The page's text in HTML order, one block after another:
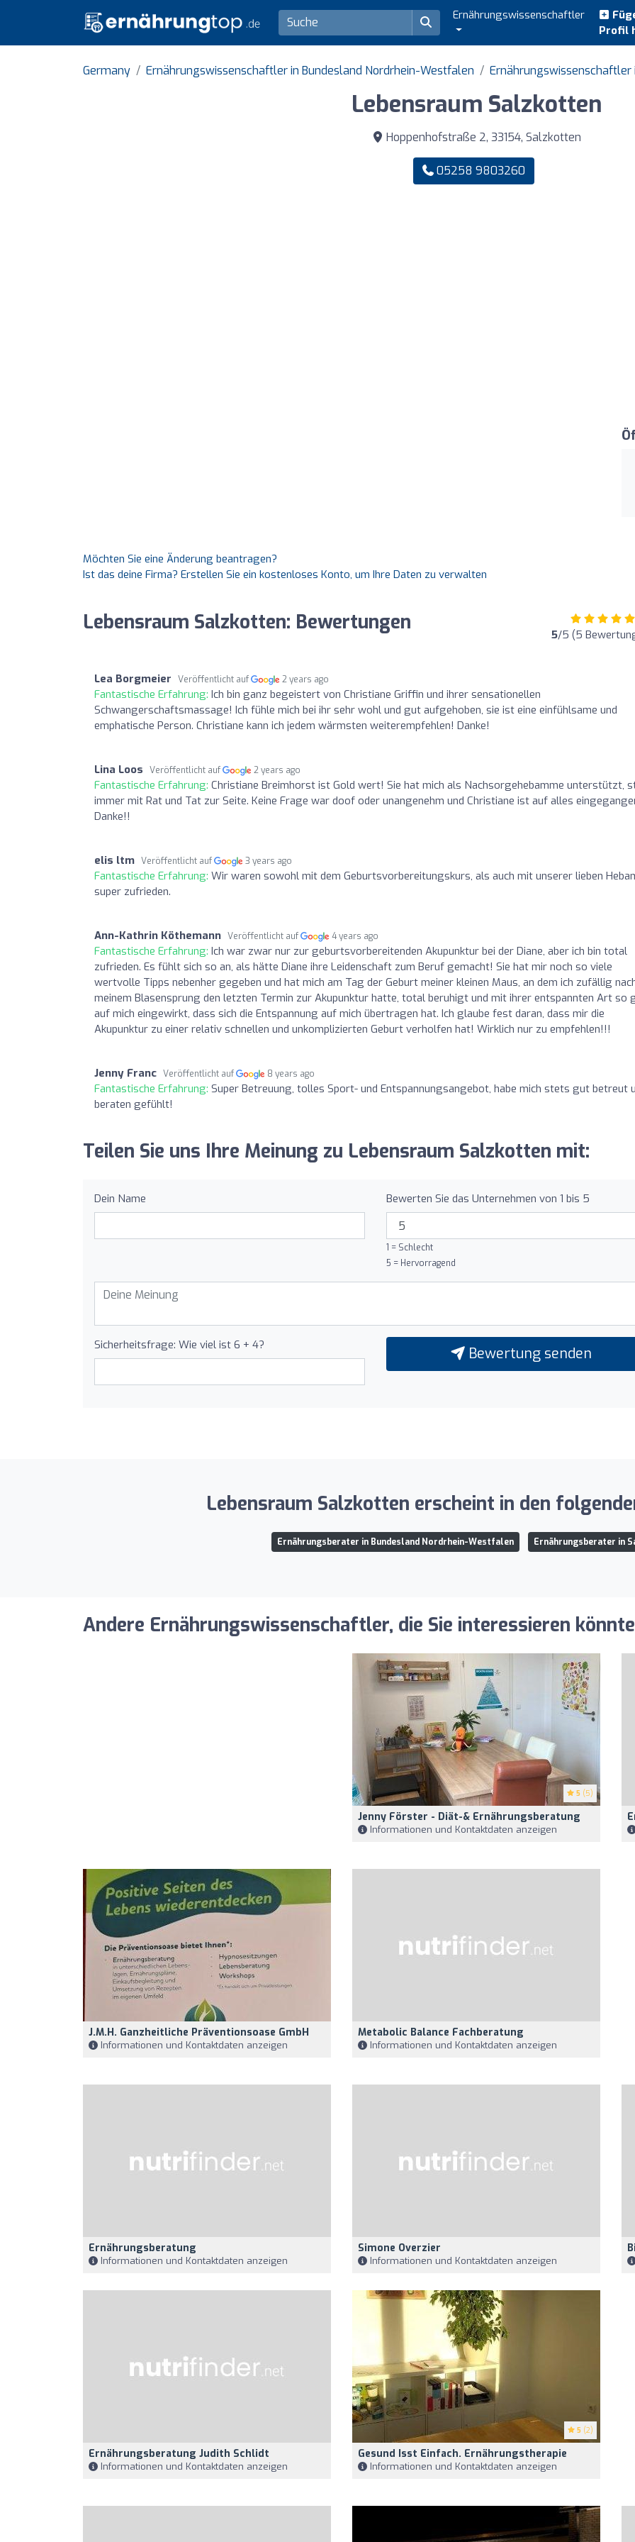
Ernährungswissenschaftler
Profil
Germany Ernährungswissenschaftler in Bundesland Nordrhein-Westfalen Ernährungswissenschaftler
Lebensraum Salzkotten
Hoppenhofstraße 2, 33154, Salzkotten
05258 9803260
Möchten Sie eine Änderung beantragen?
Ist das deine Firma? Erstellen Sie ein kostenloses Konto, um Ihre Daten zu verwalten
Lebensraum Salzkotten: Bewertungen 5/5 (5
Lea Borgmeier Veröffentlicht auf 2 years ago
Fantastische Erfahrung: Ich bin ganz begeistert von Christiane Griffin und ihrer sensationellen
Schwangerschaftsmassage! Ich fühle mich bei ihr sehr wohl und gut aufgehoben, sie ist eine einfühlsame und
emphatische Person. Christiane kann ich jedem wärmsten weiterempfehlen! Danke!
Lina Loos Veröffentlicht auf 2 years ago
Fantastische Erfahrung: Christiane Breimhorst ist Gold wert! Sie hat mich als Nachsorgehebamme unterstützt,
immer mit Rat und Tat zur Seite. Keine Frage war doof oder unangenehm und Christiane ist auf alles
Danke!!
elis ltm Veröffentlicht auf 3 years ago
Fantastische Erfahrung: Wir waren sowohl mit dem Geburtsvorbereitungskurs, als auch mit unserer lieben
super zufrieden.
Ann-Kathrin Köthemann Veröffentlicht auf 4 years ago
Fantastische Erfahrung: Ich war zwar nur zur geburtsvorbereitenden Akupunktur bei der Diane, aber ich bin total
zufrieden. Es fühlt sich so an, als hätte Diane ihre Leidenschaft zum Beruf gemacht! Sie hat mir noch so viele
wertvolle Tipps nebenher gegeben und hat mich am Tag der Geburt meiner kleinen Maus, an dem ich zufällig
meinem Blasensprung den letzten Termin zur Akupunktur hatte, total beruhigt und mit ihrer entspannten Art so
auf mich eingewirkt, dass sich die Entspannung auf mich übertragen hat. Ich glaube fest daran, dass mir die
Akupunktur zu einer relativ schnellen und unkomplizierten Geburt verholfen hat! Wirklich nur zu empfehlen!!!
Jenny Franc Veröffentlicht auf 8 years ago
Fantastische Erfahrung: Super Betreuung, tolles Sport- und Entspannungsangebot, habe mich stets gut betreut
beraten gefühlt!
Teilen Sie uns Ihre Meinung zu Lebensraum Salzkotten mit:
Dein Name Bewerten Sie das Unternehmen von 1 bis 5
1 = Schlecht
5 = Hervorragend
Sicherheitsfrage: Wie viel ist 6 + 4? Bewertung senden
Lebensraum Salzkotten erscheint in den
Ernährungsberater in Bundesland Nordrhein-Westfalen Ernährungsberater in
Andere Ernährungswissenschaftler, die Sie interessieren
5 (5)
Jenny Förster - Diät-& Ernährungsberatung
Informationen und Kontaktdaten anzeigen
J.M.H. Ganzheitliche Präventionsoase GmbH
Informationen und Kontaktdaten anzeigen
Metabolic Balance Fachberatung
Informationen und Kontaktdaten anzeigen
Ernährungsberatung
Informationen und Kontaktdaten anzeigen
Simone Overzier
Informationen und Kontaktdaten anzeigen
Ernährungsberatung Judith Schlidt
Informationen und Kontaktdaten anzeigen
5 (2)
Gesund Isst Einfach. Ernährungstherapie
Informationen und Kontaktdaten anzeigen